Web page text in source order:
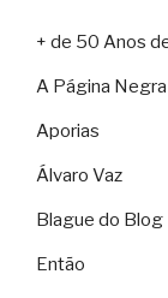
+ de 50 Anos
A Página Negra
Aporias
Álvaro Vaz
Blague do Blog
Então